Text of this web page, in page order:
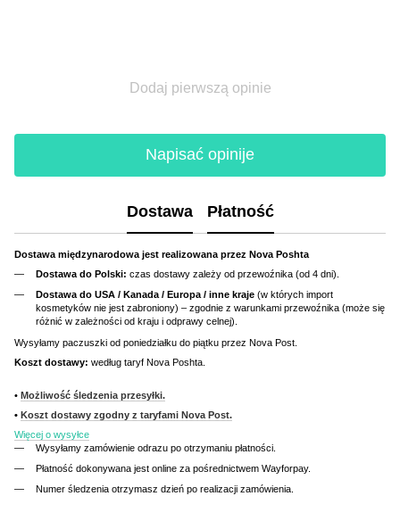
Dodaj pierwszą opinie
Napisać opinije
Dostawa Płatność
Dostawa międzynarodowa jest realizowana przez Nova Poshta
Dostawa do Polski: czas dostawy zależy od przewoźnika (od 4 dni).
Dostawa do USA / Kanada / Europa / inne kraje (w których import
kosmetyków nie jest zabroniony) – zgodnie z warunkami przewoźnika (może się
różnić w zależności od kraju i odprawy celnej).
Wysyłamy paczuszki od poniedziałku do piątku przez Nova Post.
Koszt dostawy: według taryf Nova Poshta.
• Możliwość śledzenia przesyłki.
• Koszt dostawy zgodny z taryfami Nova Post.
Więcej o wysyłce
Wysyłamy zamówienie odrazu po otrzymaniu płatności.
Płatność dokonywana jest online za pośrednictwem Wayforpay.
Numer śledzenia otrzymasz dzień po realizacji zamówienia.